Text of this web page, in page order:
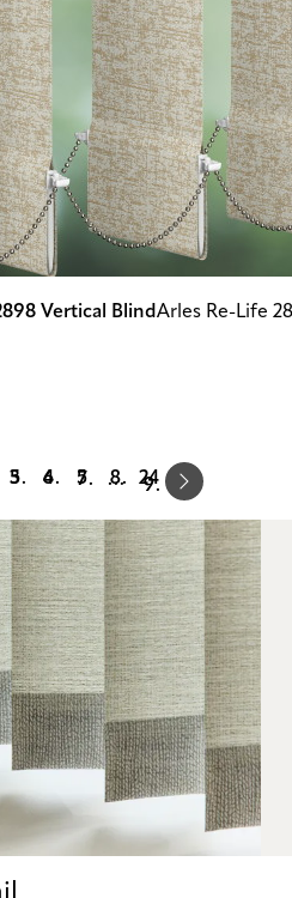
Vertical BlindArles Re-Life
3 4 5 … 24 Next